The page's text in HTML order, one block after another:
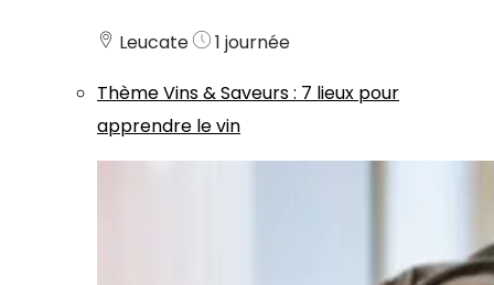
Leucate
1 journée
ThèmeVins & Saveurs: 7 lieux pour
apprendre le vin